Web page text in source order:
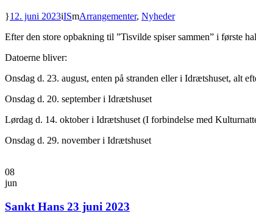
12. juni 2023 IS Arrangementer, Nyheder
Efter den store opbakning til ”Tisvilde spiser sammen” i første
Datoerne bliver:
Onsdag d. 23. august, enten på stranden eller i Idrætshuset, alt
Onsdag d. 20. september i Idrætshuset
Lørdag d. 14. oktober i Idrætshuset (I forbindelse med
Onsdag d. 29. november i Idrætshuset
08
jun
Sankt Hans 23 juni 2023